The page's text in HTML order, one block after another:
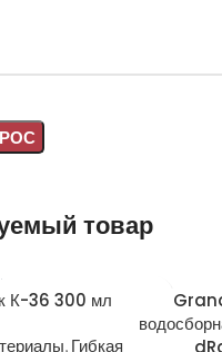
товар
К-36 300 мл
, Гибкая